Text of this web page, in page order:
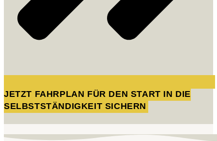
JETZT FAHRPLAN FÜR DEN START IN DIE
SELBSTSTÄNDIGKEIT SICHERN